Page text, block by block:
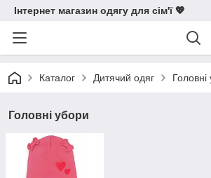
Інтернет магазин одягу для сім'ї 💖
Каталог Дитячий одяг Головні
Головні убори